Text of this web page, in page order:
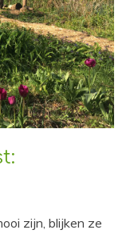
zijn, blijken ze